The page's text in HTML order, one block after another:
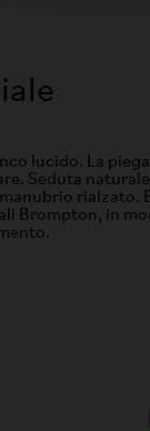
lucido. La
Seduta
rialzato.
Brompton, in